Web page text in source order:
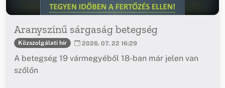
Aranyszínű sárgaság betegség
Közszolgálati hír 2026. 07. 22 16:29
A betegség 19 vármegyéből 18-ban már jelen van
szőlőn